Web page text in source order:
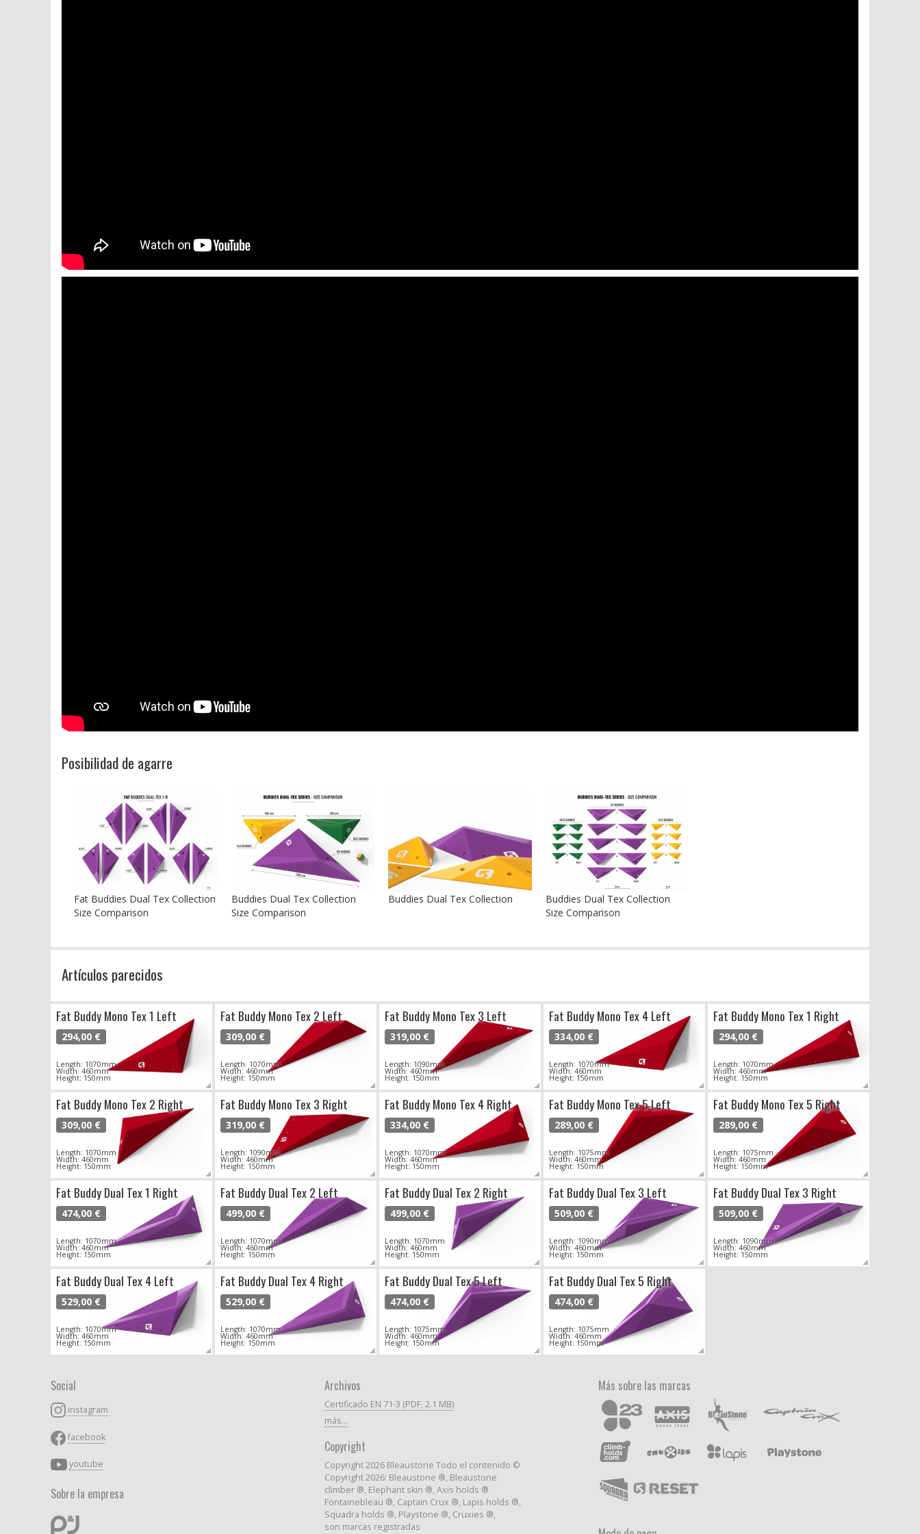
Posibilidad de agarre
Fat Buddies Dual Tex Collection
Size Comparison
Buddies Dual Tex Collection
Size Comparison
Buddies Dual Tex Collection
Buddies Dual Tex Collection
Size Comparison
Artículos parecidos
Fat Buddy Mono Tex 1 Left
294,00 €
Length: 1070mm
Width: 460mm
Height: 150mm
Fat Buddy Mono Tex 2 Left
309,00 €
Length: 1070mm
Width: 460mm
Height: 150mm
Fat Buddy Mono Tex 3 Left
319,00 €
Length: 1090mm
Width: 460mm
Height: 150mm
Fat Buddy Mono Tex 4 Left
334,00 €
Length: 1070mm
Width: 460mm
Height: 150mm
Fat Buddy Mono Tex 1 Right
294,00 €
Length: 1070mm
Width: 460mm
Height: 150mm
Fat Buddy Mono Tex 2 Right
309,00 €
Length: 1070mm
Width: 460mm
Height: 150mm
Fat Buddy Mono Tex 3 Right
319,00 €
Length: 1090mm
Width: 460mm
Height: 150mm
Fat Buddy Mono Tex 4 Right
334,00 €
Length: 1070mm
Width: 460mm
Height: 150mm
Fat Buddy Mono Tex 5 Left
289,00 €
Length: 1075mm
Width: 460mm
Height: 150mm
Fat Buddy Mono Tex 5 Right
289,00 €
Length: 1075mm
Width: 460mm
Height: 150mm
Fat Buddy Dual Tex 1 Right
474,00 €
Length: 1070mm
Width: 460mm
Height: 150mm
Fat Buddy Dual Tex 2 Left
499,00 €
Length: 1070mm
Width: 460mm
Height: 150mm
Fat Buddy Dual Tex 2 Right
499,00 €
Length: 1070mm
Width: 460mm
Height: 150mm
Fat Buddy Dual Tex 3 Left
509,00 €
Length: 1090mm
Width: 460mm
Height: 150mm
Fat Buddy Dual Tex 3 Right
509,00 €
Length: 1090mm
Width: 460mm
Height: 150mm
Fat Buddy Dual Tex 4 Left
529,00 €
Length: 1070mm
Width: 460mm
Height: 150mm
Fat Buddy Dual Tex 4 Right
529,00 €
Length: 1070mm
Width: 460mm
Height: 150mm
Fat Buddy Dual Tex 5 Left
474,00 €
Length: 1075mm
Width: 460mm
Height: 150mm
Fat Buddy Dual Tex 5 Right
474,00 €
Length: 1075mm
Width: 460mm
Height: 150mm
Social
instagram
facebook
youtube
Sobre la empresa
Archivos
Certificado EN 71-3 (PDF, 2.1 MB)
más...
Copyright
Copyright 2026 Bleaustone Todo el contenido ©
Copyright 2026: Bleaustone ®, Bleaustone
climber ®, Elephant skin ®, Axis holds ®
Fontainebleau ®, Captain Crux ®, Lapis holds ®,
Squadra holds ®, Playstone ®, Cruxies ®,
son marcas registradas
Más sobre las marcas